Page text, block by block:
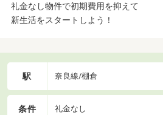
礼金なし物件で初期費用を抑えて
新生活をスタートしよう！
駅 奈良線/棚倉
条件 礼金なし